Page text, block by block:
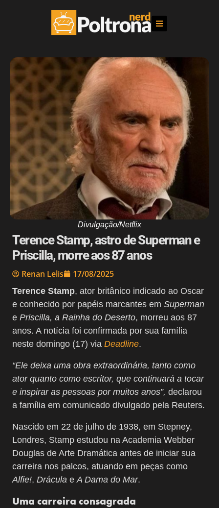
Divulgação/Netflix
Terence Stamp, astro de Superman e
Priscilla, morre aos 87 anos
Renan Lelis 17/08/2025
Terence Stamp, ator britânico indicado ao Oscar
e conhecido por papéis marcantes em Superman
e Priscilla, a Rainha do Deserto, morreu aos 87
anos. A notícia foi confirmada por sua família
neste domingo (17) via Deadline.
“Ele deixa uma obra extraordinária, tanto como
ator quanto como escritor, que continuará a tocar
e inspirar as pessoas por muitos anos”, declarou
a família em comunicado divulgado pela Reuters.
Nascido em 22 de julho de 1938, em Stepney,
Londres, Stamp estudou na Academia Webber
Douglas de Arte Dramática antes de iniciar sua
carreira nos palcos, atuando em peças como
Alfie!, Drácula e A Dama do Mar.
Uma carreira consagrada